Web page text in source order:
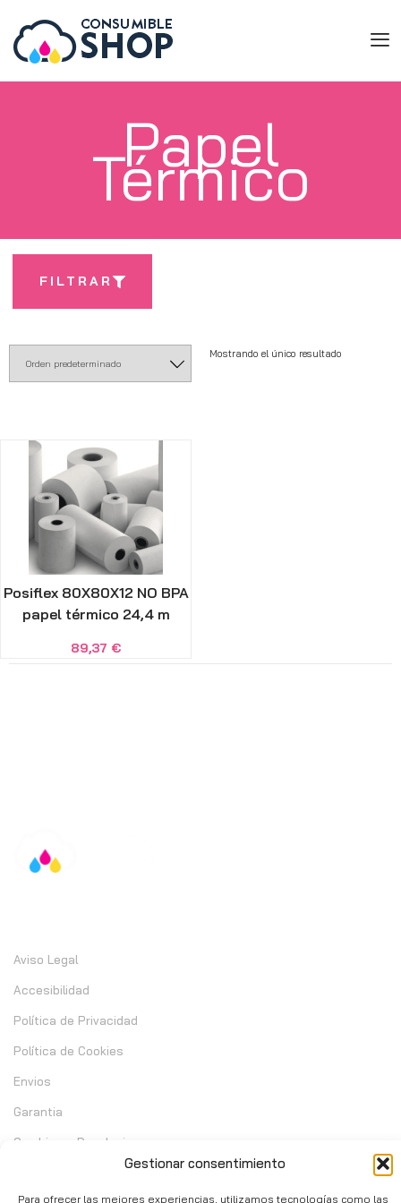
Gestionar consentimiento
Para ofrecer las mejores experiencias, utilizamos tecnologías como las
Papel
Térmico
FILTRAR
Mostrando el único resultado
Posiflex 80X80X12 NO BPA
papel térmico 24,4 m
89,37 €
Aviso Legal
Accesibilidad
Política de Privacidad
Política de Cookies
Envios
Garantia
Cambios y Devoluciones
Contacto